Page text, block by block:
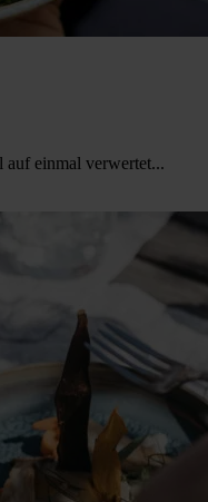
auf einmal verwertet...